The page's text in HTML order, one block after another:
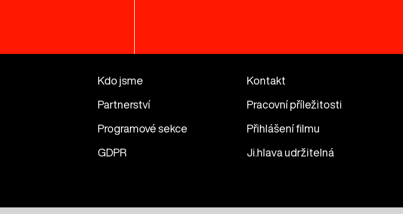
Kdo jsme Kontakt
Partnerství Pracovní příležitosti
Programové sekce Přihlášení filmu
GDPR Ji.hlava udržitelná